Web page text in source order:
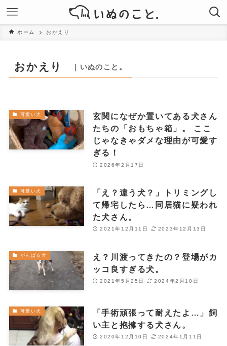
ホーム おかえり
おかえり ｜いぬのこと。
可愛い犬
玄関になぜか置いてある犬さん
たちの「おもちゃ箱」。 ここ
じゃなきゃダメな理由が可愛す
ぎる！
2026年2月17日
可愛い犬
「え？違う犬？」トリミングし
て帰宅したら…同居猫に疑われ
た犬さん。
2021年12月11日 2023年12月13日
がんばる犬
え？川渡ってきたの？登場がカ
ッコ良すぎる犬。
2021年5月25日 2024年2月10日
可愛い犬
「手術頑張って耐えたよ…」飼
い主と抱擁する犬さん。
2020年12月10日 2024年1月11日